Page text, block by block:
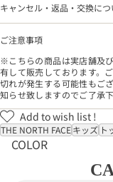
キャンセル・返品・交換につ
ご注意事項
※こちらの商品は実店舗及
有して販売しております。
切れが発生する可能性もご
知らせ致しますのでご了承下
Add to wish list !
THE NORTH FACEキッズ ト
COLOR